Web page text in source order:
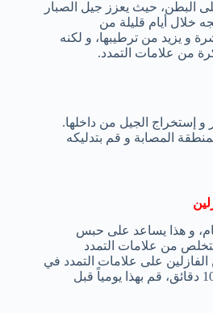
البطن، حيث يعزز جيل الصبار
خلال أيام قليلة من
و يزيد من ترطيبها، و لكنه
من علامات التمدد.
و إستخراج الجيل من داخلها.
المصابة و قم بتدليكه
و هذا يساعد على حبس
من علامات التمدد
على علامات التمدد في
بطنك و قم بتدليكه لمدة 5 – 10 دقائق، قم بهذا يومياً قبل